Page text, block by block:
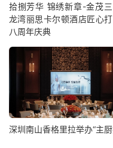
拾捌芳华 锦绣新章-金茂
龙湾丽思卡尔顿酒店匠心
八周年庆典
深圳南山香格里拉举办“主